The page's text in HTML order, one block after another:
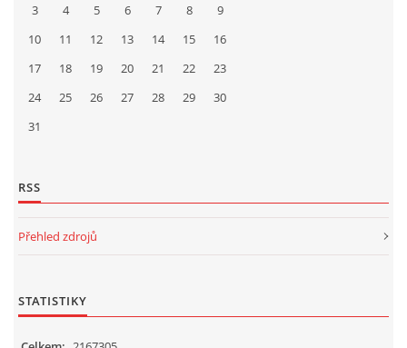
3
4 5 6 7 8
9
10
11 12 13 14 15
16
17
18 19 20 21 22
23
24
25 26 27 28 29
30
31
RSS
Přehled zdrojů
STATISTIKY